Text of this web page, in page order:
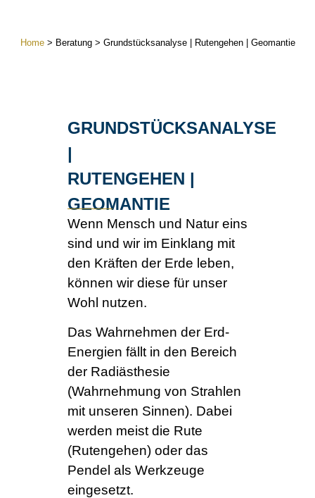
Home> Beratung > Grundstücksanalyse | Rutengehen | Geomantie
GRUNDSTÜCKSANALYSE
|
RUTENGEHEN |
GEOMANTIE
Wenn Mensch und Natur eins
sind und wir im Einklang mit
den Kräften der Erde leben,
können wir diese für unser
Wohl nutzen.
Das Wahrnehmen der Erd-
Energien fällt in den Bereich
der Radiästhesie
(Wahrnehmung von Strahlen
mit unseren Sinnen). Dabei
werden meist die Rute
(Rutengehen) oder das
Pendel als Werkzeuge
eingesetzt.